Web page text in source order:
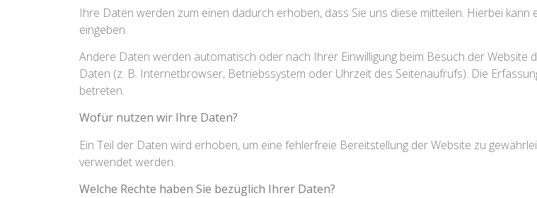
Ihre Daten werden zum einen dadurch erhoben, dass Sie uns diese mitteilen. Hierbei
eingeben.
Andere Daten werden automatisch oder nach Ihrer Einwilligung beim Besuch der Website
Daten (z. B. Internetbrowser, Betriebssystem oder Uhrzeit des Seitenaufrufs). Die
betreten.
Wofür nutzen wir Ihre Daten?
Ein Teil der Daten wird erhoben, um eine fehlerfreie Bereitstellung der Website zu
verwendet werden.
Welche Rechte haben Sie bezüglich Ihrer Daten?